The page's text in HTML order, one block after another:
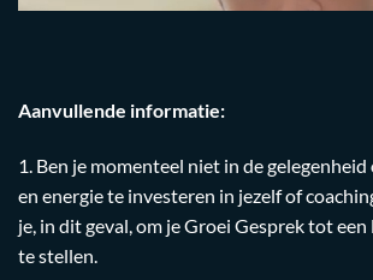
Aanvullende informatie:
1. Ben je momenteel niet in de
en energie te investeren in jezelf of
je, in dit geval, om je Groei Gesprek tot
te stellen.